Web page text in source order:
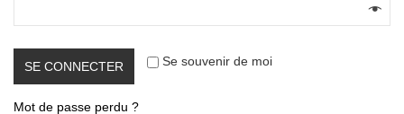
Se souvenir de moi
SE CONNECTER
Mot de passe perdu ?